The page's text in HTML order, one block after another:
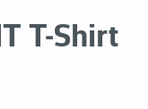
T-Shirt